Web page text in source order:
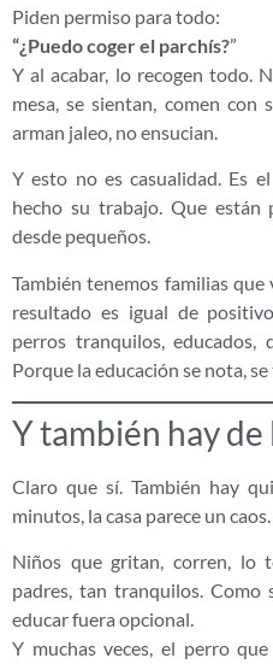
Piden permiso para todo:
“¿Puedo coger el parchís?”
Y al acabar, lo recogen todo.
mesa, se sientan, comen con
arman jaleo, no ensucian.
Y esto no es casualidad. Es
hecho su trabajo. Que están
desde pequeños.
También tenemos familias
resultado es igual de
perros tranquilos, educados,
Porque la educación se nota,
Y también hay
Claro que sí. También hay
minutos, la casa parece un caos.
Niños que gritan, corren, lo
padres, tan tranquilos.
educar fuera opcional.
Y muchas veces, el perro